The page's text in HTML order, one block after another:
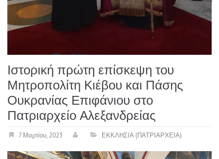
Ιστορική πρώτη επίσκεψη του
Μητροπολίτη Κιέβου και Πάσης
Ουκρανίας Επιφάνιου στο
Πατριαρχείο Αλεξανδρείας
7 Μαρτίου, 2023 ΕΚΚΛΗΣΙΑ (ΠΑΤΡΙΑΡΧΕΙΑ)